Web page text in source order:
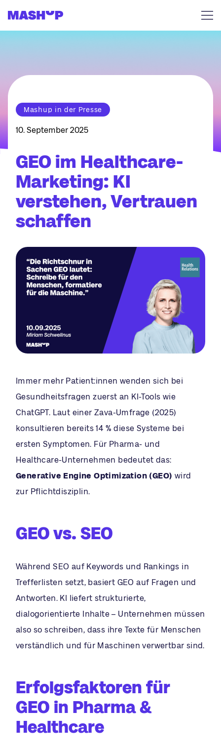
Mashup in der Presse
10. September 2025
GEO im Healthcare-
Marketing: KI
verstehen, Vertrauen
schaffen
Immer mehr Patient:innen wenden sich bei
Gesundheitsfragen zuerst an KI-Tools wie
ChatGPT. Laut einer Zava-Umfrage (2025)
konsultieren bereits 14 % diese Systeme bei
ersten Symptomen. Für Pharma- und
Healthcare-Unternehmen bedeutet das:
Generative Engine Optimization (GEO) wird
zur Pflichtdisziplin.
GEO vs. SEO
Während SEO auf Keywords und Rankings in
Trefferlisten setzt, basiert GEO auf Fragen und
Antworten. KI liefert strukturierte,
dialogorientierte Inhalte – Unternehmen müssen
also so schreiben, dass ihre Texte für Menschen
verständlich und für Maschinen verwertbar sind.
Erfolgsfaktoren für
GEO in Pharma &
Healthcare